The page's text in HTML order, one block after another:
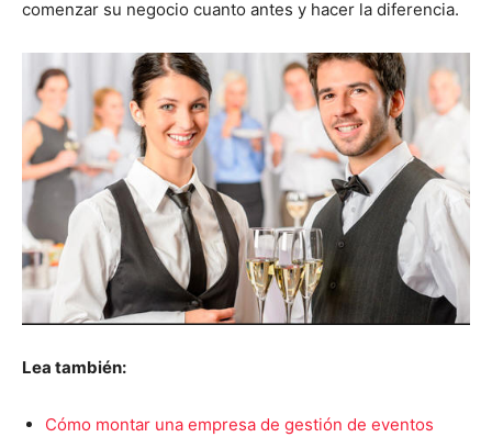
comenzar su negocio cuanto antes y hacer la diferencia.
Lea también:
Cómo montar una empresa de gestión de eventos